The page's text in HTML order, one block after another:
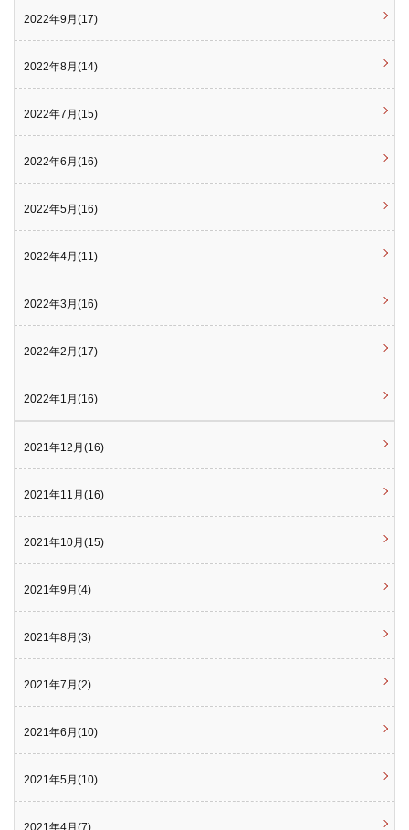
2022年9月(17)
2022年8月(14)
2022年7月(15)
2022年6月(16)
2022年5月(16)
2022年4月(11)
2022年3月(16)
2022年2月(17)
2022年1月(16)
2021年12月(16)
2021年11月(16)
2021年10月(15)
2021年9月(4)
2021年8月(3)
2021年7月(2)
2021年6月(10)
2021年5月(10)
2021年4月(7)